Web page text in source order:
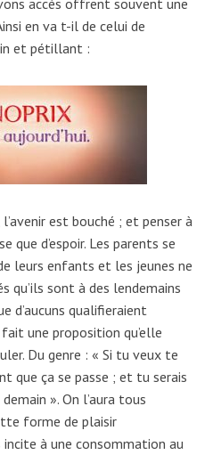
en va t-il de celui de
et pétillant :
est bouché ; et penser à
que d’espoir. Les parents se
leurs enfants et les jeunes ne
qu’ils sont à des lendemains
d’aucuns qualifieraient
fait une proposition qu’elle
Du genre : « Si tu veux te
que ça se passe ; et tu serais
». On l’aura tous
forme de plaisir
à une consommation au